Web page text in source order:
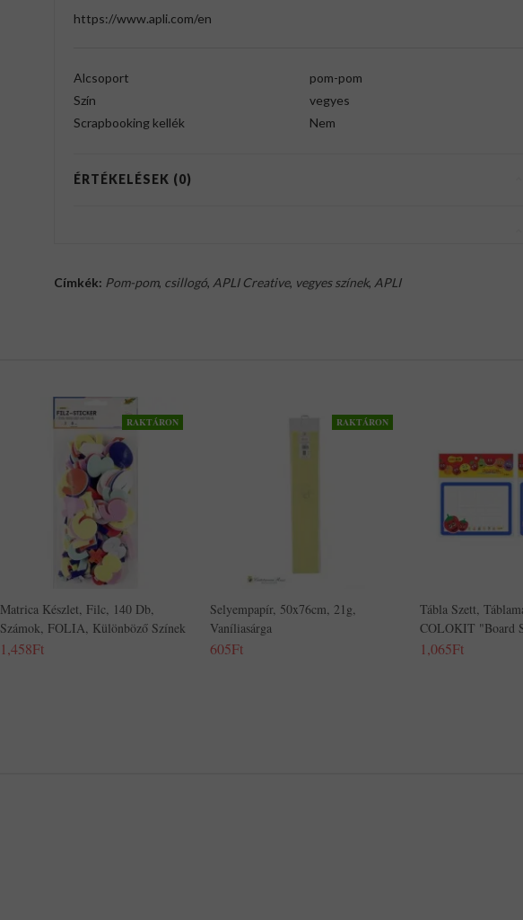
https://www.apli.com/en
Alcsoport
pom-pom
Szín
vegyes
Scrapbooking kellék
Nem
ÉRTÉKELÉSEK (0)
Címkék: Pom-pom, csillogó, APLI Creative, vegyes színek, APLI
RAKTÁRON
Matrica Készlet, Filc, 140 Db,
Számok, FOLIA, Különböző Színek
1,458Ft
RAKTÁRON
Selyempapír, 50x76cm, 21g,
Vaníliasárga
605Ft
Tábla Szett,
COLOKIT "Board
1,065Ft